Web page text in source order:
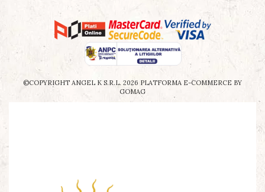
©COPYRIGHT ANGEL K S.R.L. 2026 PLATFORMA E-COMMERCE BY
GOMAG